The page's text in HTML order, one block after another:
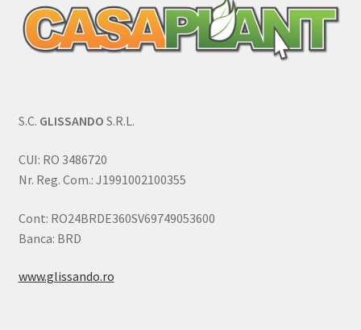
S.C. GLISSANDO S.R.L.
CUI: RO 3486720
Nr. Reg. Com.: J1991002100355
Cont: RO24BRDE360SV69749053600
Banca: BRD
www.glissando.ro